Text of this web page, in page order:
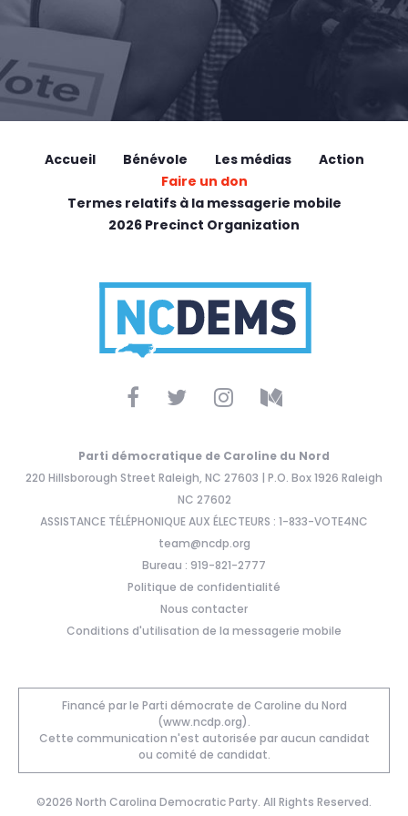
Accueil Bénévole Les médias
Action
Faire un don
Termes relatifs à la messagerie mobile
2026 Precinct Organization
Parti démocratique de Caroline du Nord
220 Hillsborough Street Raleigh, NC 27603 | P.O. Box 1926 Raleigh
NC 27602
ASSISTANCE TÉLÉPHONIQUE AUX ÉLECTEURS : 1-833-VOTE4NC
team@ncdp.org
Bureau : 919-821-2777
Politique de confidentialité
Nous contacter
Conditions d'utilisation de la messagerie mobile
Financé par le Parti démocrate de Caroline du Nord
(www.ncdp.org).
Cette communication n'est autorisée par aucun candidat
ou comité de candidat.
©2026 North Carolina Democratic Party. All Rights Reserved.